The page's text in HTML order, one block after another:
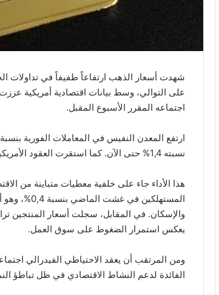
شهدت أسعار الذهب ارتفاعاً طفيفاً في تداولات
على التوالي، وسط بيانات اقتصادية أمريكية
اجتماعه المقرر الأسبوع المقبل.
نسبته 1,4% حتى الآن. كما استقرت العقود الأمريكية الآجلة للذهب، تسليم دجنبر المقبل، عند مستوى 3674,20 دولاراً.
هذا الأداء جاء على خلفية معطيات متباينة من
والإسكان. في المقابل، سجلت أسعار المنتجين
يعكس استمرار الضغوط على سوق العمل.
الفائدة لدعم النشاط الاقتصادي في ظل تباطؤ